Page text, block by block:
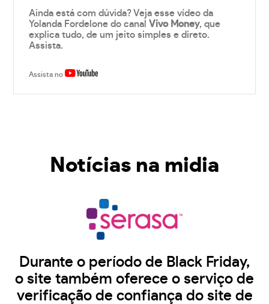
Ainda está com dúvida? Veja esse vídeo da
Yolanda Fordelone do canalVivo Money, que
explica tudo, de um jeito simples e direto.
Assista.
Assista no
Notícias na midia
Durante o período de Black Friday,
o site também oferece o serviço de
verificação de confiança do site de